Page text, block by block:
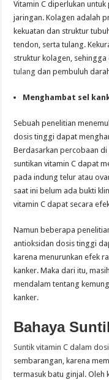
Vitamin C diperlukan
jaringan. Kolagen adalah
kekuatan dan struktur
tendon, serta tulang.
struktur kolagen,
tulang dan pembuluh
Menghambat sel
Sebuah penelitian
dosis tinggi dapat
Berdasarkan percobaan
suntikan vitamin C dapat
pada indung telur atau
saat ini belum ada bukti
vitamin C dapat secara
Namun beberapa
antioksidan dosis tinggi
karena menurunkan efek
kanker. Maka dari itu,
mendalam tentang
kanker.
Bahaya
Suntik vitamin C dalam
sembarangan, karena
termasuk batu ginjal. Oleh